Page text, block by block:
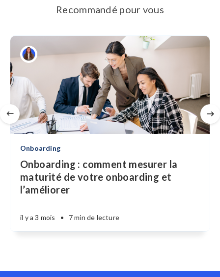
Recommandé pour vous
Onboarding
Onboarding : comment mesurer la
maturité de votre onboarding et
l’améliorer
il y a 3 mois • 7 min de lecture